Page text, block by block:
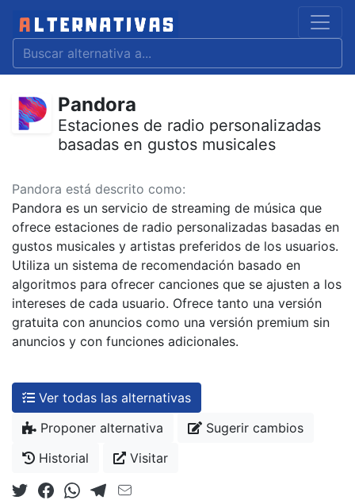
Pandora
Estaciones de radio personalizadas
basadas en gustos musicales
Pandora está descrito como:
Pandora es un servicio de streaming de música que
ofrece estaciones de radio personalizadas basadas en
gustos musicales y artistas preferidos de los usuarios.
Utiliza un sistema de recomendación basado en
algoritmos para ofrecer canciones que se ajusten a los
intereses de cada usuario. Ofrece tanto una versión
gratuita con anuncios como una versión premium sin
anuncios y con funciones adicionales.
Ver todas las alternativas
Proponer alternativa
Sugerir cambios
Historial
Visitar